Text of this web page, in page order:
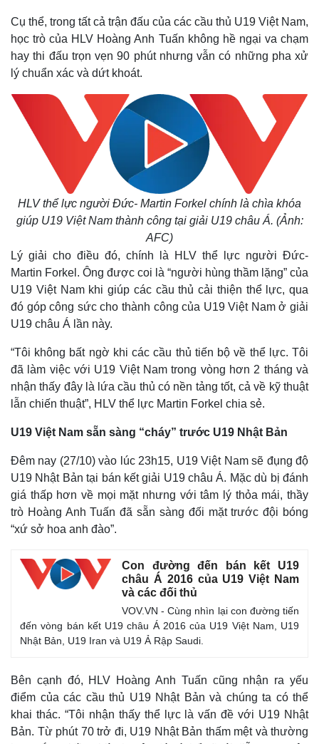
Thế giới
Quan sát
Cuộc sống đó đây
Hồ sơ
Multimedia
Video
Ảnh
E-Magazine
Cụ thể, trong tất cả trận đấu của các cầu thủ U19 Việt Nam,
học trò của HLV Hoàng Anh Tuấn không hề ngại va chạm
hay thi đấu trọn vẹn 90 phút nhưng vẫn có những pha xử
lý chuẩn xác và dứt khoát.
HLV thể lực người Đức- Martin Forkel chính là chìa khóa
giúp U19 Việt Nam thành công tại giải U19 châu Á. (Ảnh:
AFC)
Lý giải cho điều đó, chính là HLV thể lực người Đức-
Martin Forkel. Ông được coi là “người hùng thầm lặng” của
U19 Việt Nam khi giúp các cầu thủ cải thiện thể lực, qua
đó góp công sức cho thành công của U19 Việt Nam ở giải
U19 châu Á lần này.
“Tôi không bất ngờ khi các cầu thủ tiến bộ về thể lực. Tôi
đã làm việc với U19 Việt Nam trong vòng hơn 2 tháng và
nhận thấy đây là lứa cầu thủ có nền tảng tốt, cả về kỹ thuật
lẫn chiến thuật”, HLV thể lực Martin Forkel chia sẻ.
U19 Việt Nam sẵn sàng “cháy” trước U19 Nhật Bản
Đêm nay (27/10) vào lúc 23h15, U19 Việt Nam sẽ đụng độ
U19 Nhật Bản tại bán kết giải U19 châu Á. Mặc dù bị đánh
giá thấp hơn về mọi mặt nhưng với tâm lý thỏa mái, thầy
trò Hoàng Anh Tuấn đã sẵn sàng đối mặt trước đội bóng
“xứ sở hoa anh đào”.
Con đường đến bán kết U19
châu Á 2016 của U19 Việt Nam
và các đối thủ
VOV.VN - Cùng nhìn lại con đường tiến
đến vòng bán kết U19 châu Á 2016 của U19 Việt Nam, U19
Nhật Bản, U19 Iran và U19 Ả Rập Saudi.
Bên cạnh đó, HLV Hoàng Anh Tuấn cũng nhận ra yếu
điểm của các cầu thủ U19 Nhật Bản và chúng ta có thể
khai thác. “Tôi nhận thấy thể lực là vấn đề với U19 Nhật
Bản. Từ phút 70 trở đi, U19 Nhật Bản thấm mệt và thường